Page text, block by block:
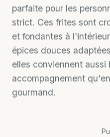
parfaite pour les
strict. Ces frites sont
et fondantes à
épices douces
elles conviennent aussi
accompagnement
gourmand.